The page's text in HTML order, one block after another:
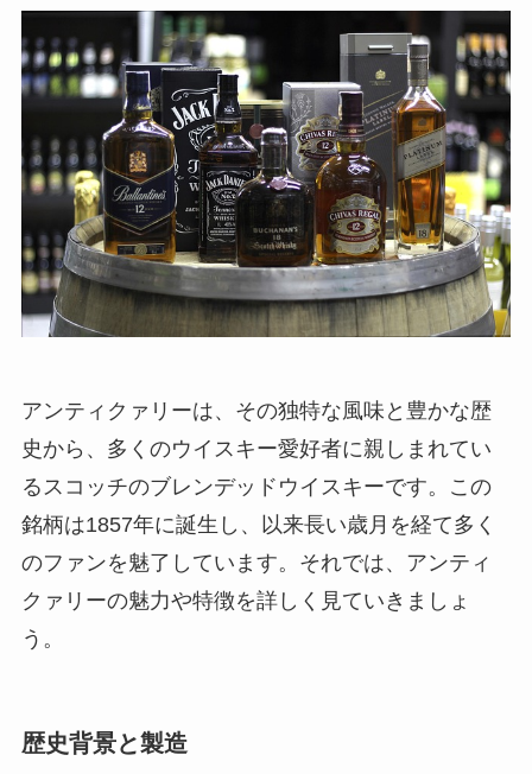
アンティクァリーは、その独特な風味と豊かな歴
史から、多くのウイスキー愛好者に親しまれてい
るスコッチのブレンデッドウイスキーです。この
銘柄は1857年に誕生し、以来長い歳月を経て多く
のファンを魅了しています。それでは、アンティ
クァリーの魅力や特徴を詳しく見ていきましょ
う。
歴史背景と製造